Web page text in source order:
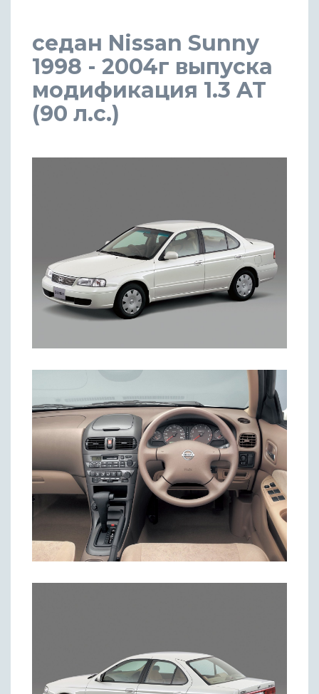
седан Nissan Sunny
1998 - 2004г выпуска
модификация 1.3 AT
(90 л.с.)